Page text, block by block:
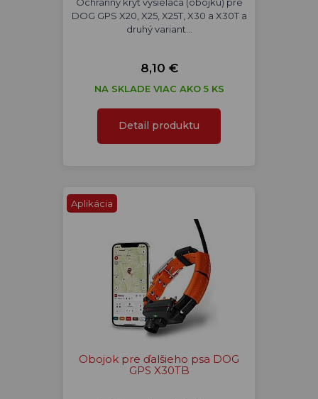
DOG GPS X20, X25, X25T, X30 a X30T a
druhý variant…
8,10 €
NA SKLADE VIAC AKO 5 KS
Detail produktu
Aplikácia
Obojok pre ďalšieho psa DOG
GPS X30TB